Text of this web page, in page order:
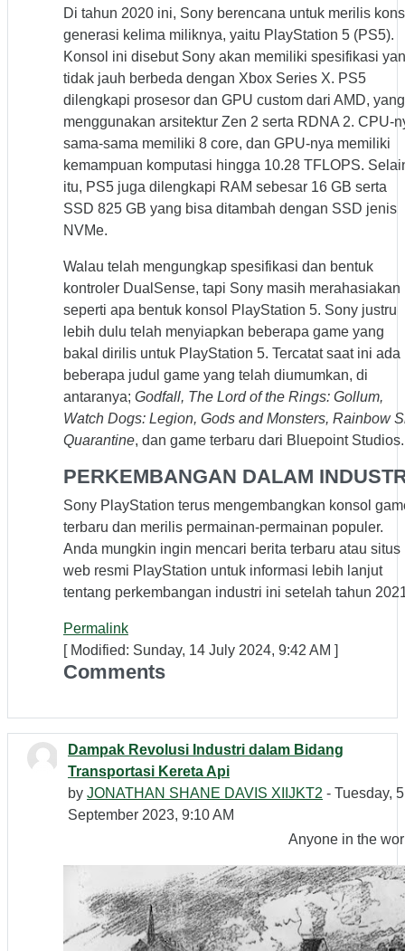
Di tahun 2020 ini, Sony berencana untuk merilis
generasi kelima miliknya, yaitu PlayStation 5 (PS5).
Konsol ini disebut Sony akan memiliki spesifikasi
tidak jauh berbeda dengan Xbox Series X. PS5
dilengkapi prosesor dan GPU custom dari AMD, yang
menggunakan arsitektur Zen 2 serta RDNA 2. CPU-
sama-sama memiliki 8 core, dan GPU-nya memiliki
kemampuan komputasi hingga 10.28 TFLOPS.
itu, PS5 juga dilengkapi RAM sebesar 16 GB serta
SSD 825 GB yang bisa ditambah dengan SSD jenis
NVMe.
Walau telah mengungkap spesifikasi dan bentuk
kontroler DualSense, tapi Sony masih merahasiakan
seperti apa bentuk konsol PlayStation 5. Sony justru
lebih dulu telah menyiapkan beberapa game yang
bakal dirilis untuk PlayStation 5. Tercatat saat ini ada
beberapa judul game yang telah diumumkan, di
antaranya; Godfall, The Lord of the Rings: Gollum,
Watch Dogs: Legion, Gods and Monsters, Rainbow
Quarantine, dan game terbaru dari Bluepoint Studios.
PERKEMBANGAN DALAM
Sony PlayStation terus mengembangkan konsol
terbaru dan merilis permainan-permainan populer.
Anda mungkin ingin mencari berita terbaru atau situs
web resmi PlayStation untuk informasi lebih lanjut
tentang perkembangan industri ini setelah tahun
Permalink
[ Modified: Sunday, 14 July 2024, 9:42 AM ]
Comments
Dampak Revolusi Industri dalam Bidang
Transportasi Kereta Api
by JONATHAN SHANE DAVIS XIIJKT2 - Tuesday, 5
September 2023, 9:10 AM
Anyone in the